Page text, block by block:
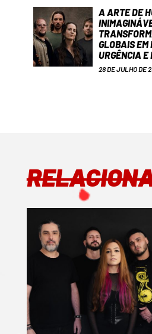
A ARTE DE
GLOBAIS EM
URGÊNCIA E
28 DE JULHO DE